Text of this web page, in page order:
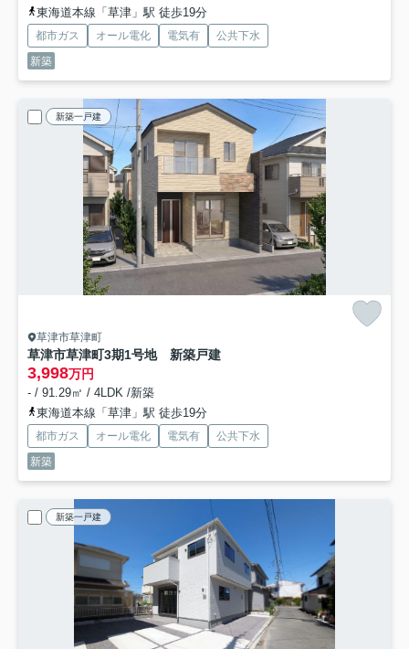
東海道本線「草津」駅 徒歩19分
都市ガス オール電化 電気有
公共下水
新築
新築一戸建
草津市草津町
草津市草津町3期1号地 新築戸建
3,998万円
- / 91.29㎡ / 4LDK /新築
東海道本線「草津」駅 徒歩19分
都市ガス オール電化 電気有
公共下水
新築
新築一戸建